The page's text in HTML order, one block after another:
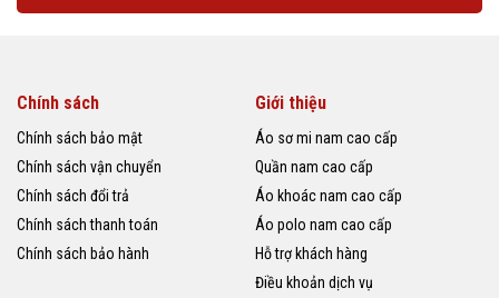
Chính sách
Chính sách bảo mật
Chính sách vận chuyển
Chính sách đổi trả
Chính sách thanh toán
Chính sách bảo hành
Giới thiệu
Áo sơ mi nam cao cấp
Quần nam cao cấp
Áo khoác nam cao cấp
Áo polo nam cao cấp
Hỗ trợ khách hàng
Điều khoản dịch vụ